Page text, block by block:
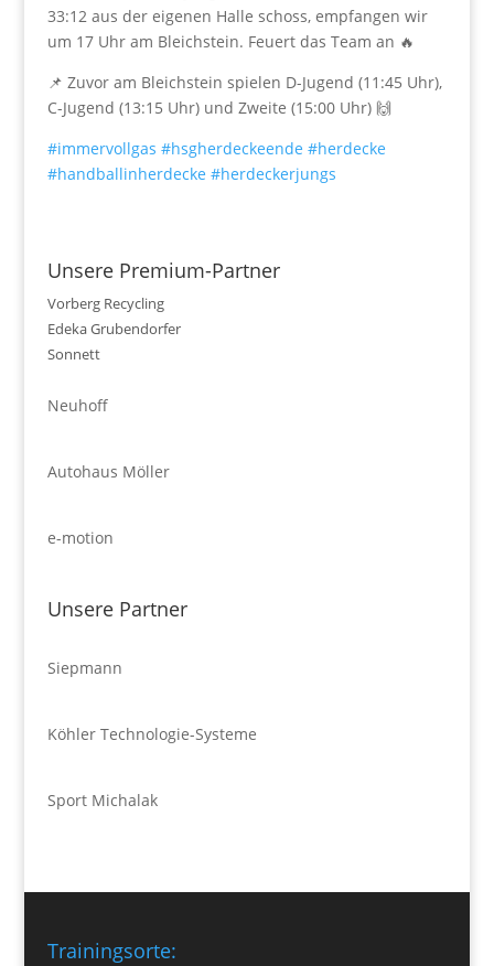
33:12 aus der eigenen Halle schoss, empfangen wir
um 17 Uhr am Bleichstein. Feuert das Team an 🔥
📌 Zuvor am Bleichstein spielen D-Jugend (11:45 Uhr),
C-Jugend (13:15 Uhr) und Zweite (15:00 Uhr) 🙌
#immervollgas #hsgherdeckeende #herdecke
#handballinherdecke #herdeckerjungs
Unsere Premium-Partner
Vorberg Recycling
Edeka Grubendorfer
Sonnett
Neuhoff
Autohaus Möller
e-motion
Unsere Partner
Siepmann
Köhler Technologie-Systeme
Sport Michalak
Trainingsorte: